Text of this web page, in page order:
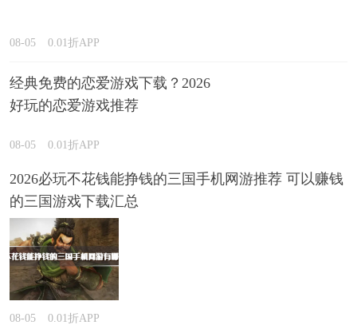
08-05 0.01折APP
经典免费的恋爱游戏下载？2026
好玩的恋爱游戏推荐
08-05 0.01折APP
2026必玩不花钱能挣钱的三国手机网游推荐 可以赚钱
的三国游戏下载汇总
08-05 0.01折APP